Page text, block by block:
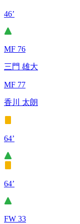
46’
MF 76
三門 雄大
MF 77
香川 太朗
64’
64’
FW 33